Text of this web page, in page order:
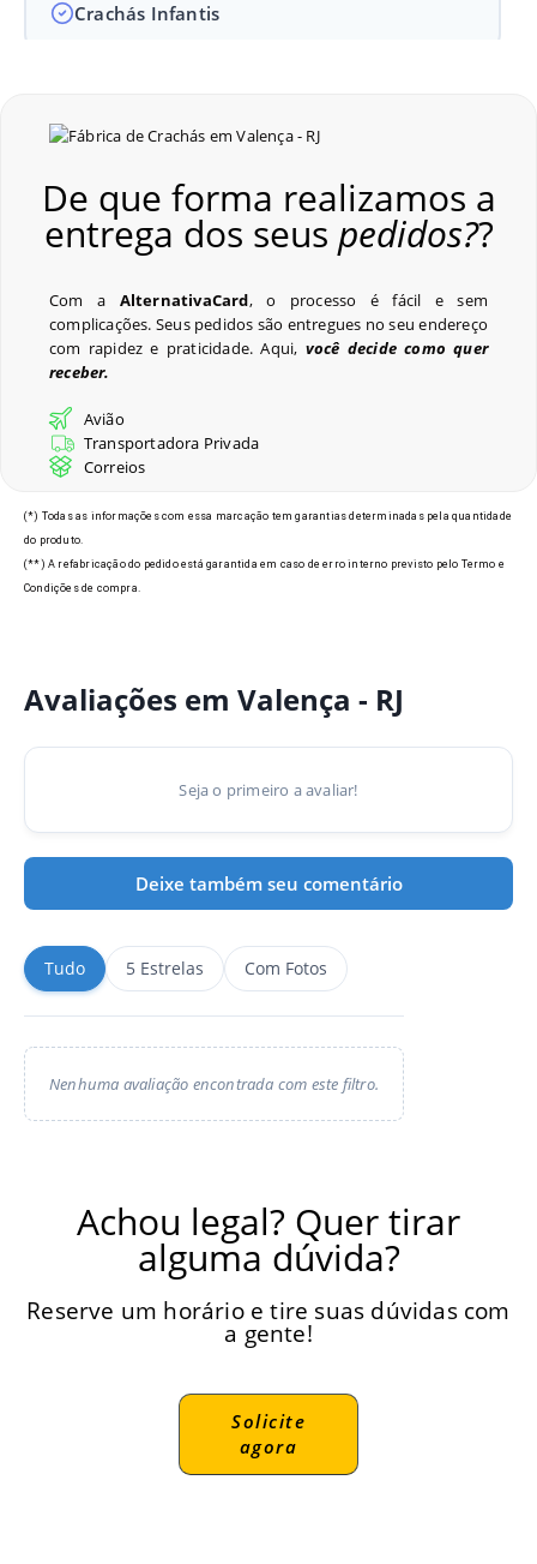
Crachás Infantis
Crachás para Eventos
Últimos Pedidos
Modelos de Crachás em
Valença - RJ
De que forma realizamos a
entrega dos seus pedidos??
Com a AlternativaCard, o processo é fácil e sem
complicações. Seus pedidos são entregues no seu endereço
com rapidez e praticidade. Aqui, você decide como quer
receber.
Avião
Transportadora Privada
Correios
(*) Todas as informações com essa marcação tem garantias determinadas pela quantidade
do produto.
(**) A refabricação do pedido está garantida em caso de erro interno previsto pelo Termo e
Condições de compra.
Avaliações em Valença - RJ
Seja o primeiro a avaliar!
Deixe também seu comentário
Tudo 5 Estrelas Com Fotos
Nenhuma avaliação encontrada com este filtro.
Achou legal? Quer tirar
alguma dúvida?
Reserve um horário e tire suas dúvidas com
a gente!
Solicite
agora